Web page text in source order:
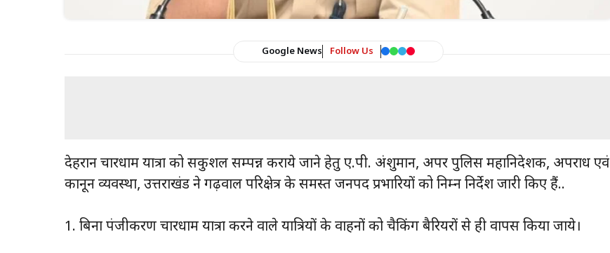
Google News Follow Us
देहरादून चारधाम यात्रा को सकुशल सम्पन्न कराये जाने हेतु ए.पी. अंशुमान, अपर पुलिस महानिदेशक, अपराध एवं
कानून व्यवस्था, उत्तराखंड ने गढ़वाल परिक्षेत्र के समस्त जनपद प्रभारियों को निम्न निर्देश जारी किए हैं..
1. बिना पंजीकरण चारधाम यात्रा करने वाले यात्रियों के वाहनों को चैकिंग बैरियरों से ही वापस किया जाये।